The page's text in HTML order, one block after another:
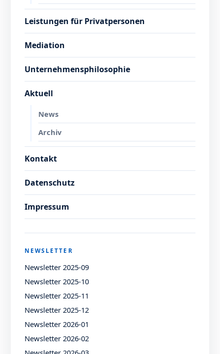
Leistungen für Privatpersonen
Mediation
Unternehmensphilosophie
Aktuell
News
Archiv
Kontakt
Datenschutz
Impressum
NEWSLETTER
Newsletter 2025-09
Newsletter 2025-10
Newsletter 2025-11
Newsletter 2025-12
Newsletter 2026-01
Newsletter 2026-02